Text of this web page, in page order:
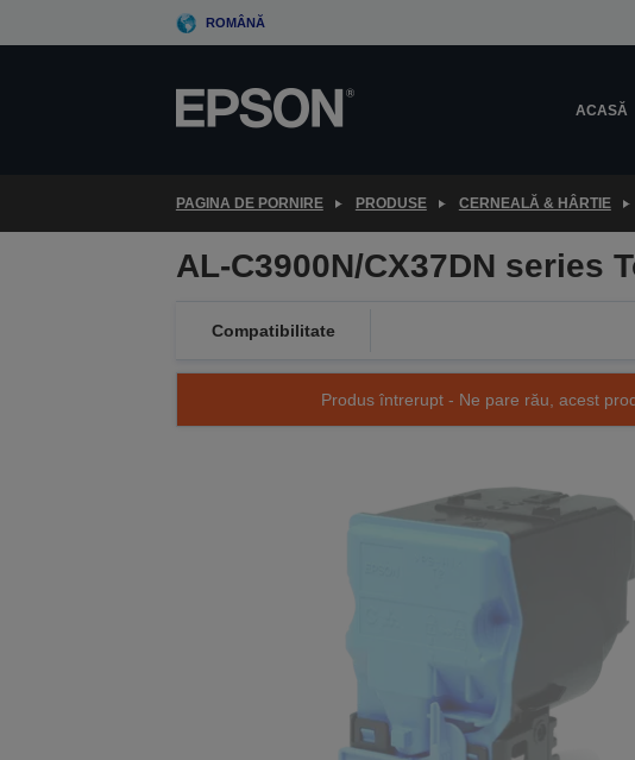
to
ROMÂNĂ
ACASĂ
PAGINA DE PORNIRE PRODUSE CERNEALĂ & HÂRTIE
AL-C3900N/CX37DN series
Compatibilitate
Produs întrerupt - Ne pare rău, acest